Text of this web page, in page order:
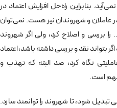
بنابراین راه‌حل افزایش اعتماد در
عاملان و شهروندان نیز هست. نمی‌توان
بررسی و اصلاح کرد، ولی اگر شهروند
بتواند نقد و بررسی داشته باشد، اعتماد
نگاه کرد،‌ صد البته که تهذب و
مهم است.
تبدیل شود،‌ تا شهروند را توانمند سازد.